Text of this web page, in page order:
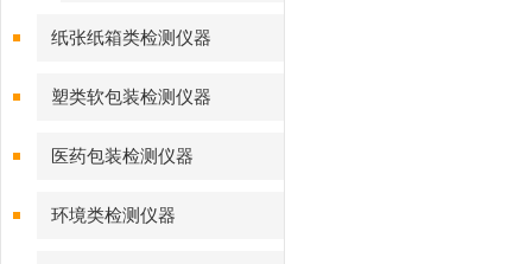
纸张纸箱类检测仪器
塑类软包装检测仪器
医药包装检测仪器
环境类检测仪器